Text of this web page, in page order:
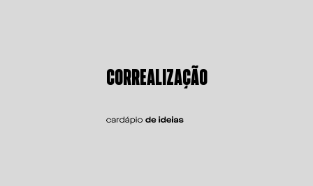
CORREALIZAÇÃO